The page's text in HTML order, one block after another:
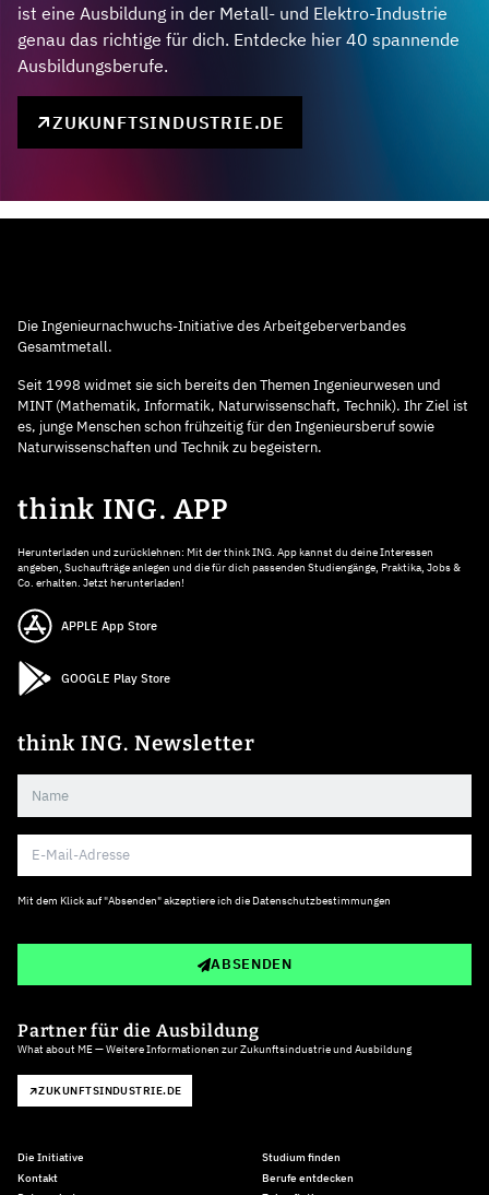
ist eine Ausbildung in der Metall- und Elektro-Industrie
genau das richtige für dich. Entdecke hier 40 spannende
Ausbildungsberufe.
ZUKUNFTSINDUSTRIE.DE
Die Ingenieurnachwuchs-Initiative des Arbeitgeberverbandes
Gesamtmetall.
Seit 1998 widmet sie sich bereits den Themen Ingenieurwesen und
MINT (Mathematik, Informatik, Naturwissenschaft, Technik). Ihr Ziel ist
es, junge Menschen schon frühzeitig für den Ingenieursberuf sowie
Naturwissenschaften und Technik zu begeistern.
think ING. APP
Herunterladen und zurücklehnen: Mit der think ING. App kannst du deine Interessen
angeben, Suchaufträge anlegen und die für dich passenden Studiengänge, Praktika, Jobs &
Co. erhalten. Jetzt herunterladen!
APPLE App Store
GOOGLE Play Store
think ING. Newsletter
Mit dem Klick auf "Absenden" akzeptiere ich die Datenschutzbestimmungen
ABSENDEN
Partner für die Ausbildung
What about ME — Weitere Informationen zur Zukunftsindustrie und Ausbildung
ZUKUNFTSINDUSTRIE.DE
Die Initiative
Kontakt
Studium finden
Berufe entdecken